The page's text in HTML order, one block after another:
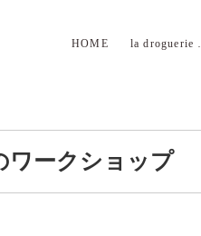
HOME la droguerie
ワークショップ